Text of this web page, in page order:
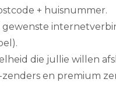
+ huisnummer.
gewenste
die jullie willen
en premium